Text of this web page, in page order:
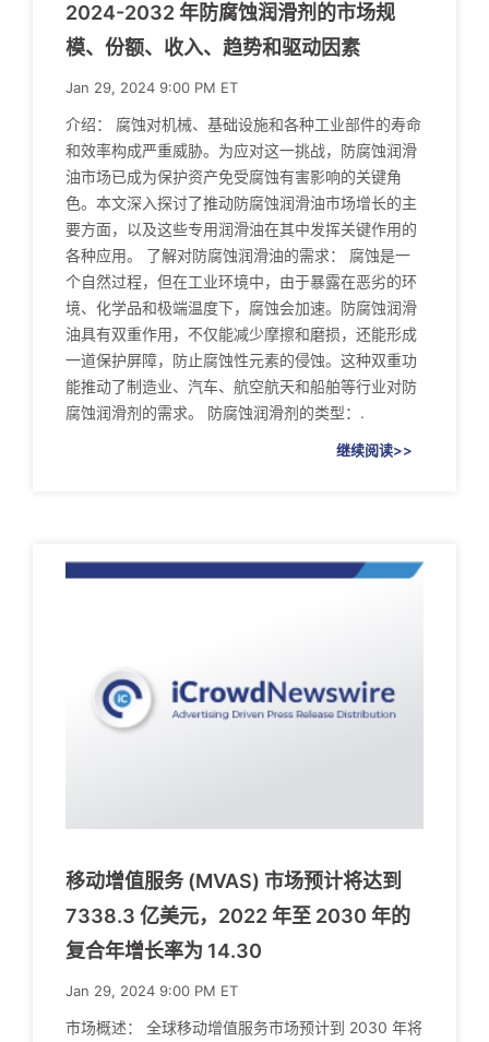
2024-2032 年防腐蚀润滑剂的市场规
模、份额、收入、趋势和驱动因素
Jan 29, 2024 9:00 PM ET
介绍： 腐蚀对机械、基础设施和各种工业部件的寿命
和效率构成严重威胁。为应对这一挑战，防腐蚀润滑
油市场已成为保护资产免受腐蚀有害影响的关键角
色。本文深入探讨了推动防腐蚀润滑油市场增长的主
要方面，以及这些专用润滑油在其中发挥关键作用的
各种应用。 了解对防腐蚀润滑油的需求： 腐蚀是一
个自然过程，但在工业环境中，由于暴露在恶劣的环
境、化学品和极端温度下，腐蚀会加速。防腐蚀润滑
油具有双重作用，不仅能减少摩擦和磨损，还能形成
一道保护屏障，防止腐蚀性元素的侵蚀。这种双重功
能推动了制造业、汽车、航空航天和船舶等行业对防
腐蚀润滑剂的需求。 防腐蚀润滑剂的类型：.
继续阅读>>
移动增值服务 (MVAS) 市场预计将达到
7338.3 亿美元，2022 年至 2030 年的
复合年增长率为 14.30
Jan 29, 2024 9:00 PM ET
市场概述： 全球移动增值服务市场预计到 2030 年将